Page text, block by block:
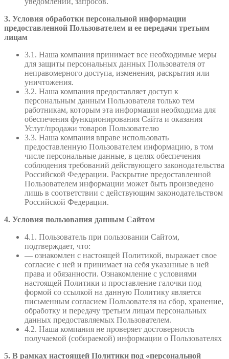
3. Условия обработки персональной информации
предоставленной Пользователем и ее передачи третьим
лицам
3.1. Наша компания принимает все необходимые меры
для защиты персональных данных Пользователя от
неправомерного доступа, изменения, раскрытия или
уничтожения.
3.2. Наша компания предоставляет доступ к
персональным данным Пользователя только тем
работникам, которым эта информация необходима для
обеспечения функционирования Сайта и оказания
Услуг/продажи товаров Пользователю
3.3. Наша компания вправе использовать
предоставленную Пользователем информацию, в том
числе персональные данные, в целях обеспечения
соблюдения требований действующего законодательства
Российской Федерации. Раскрытие предоставленной
Пользователем информации может быть произведено
лишь в соответствии с действующим законодательством
Российской Федерации.
4. Условия пользования данным Сайтом
4.1. Пользователь при пользовании Сайтом,
подтверждает, что:
— ознакомлен с настоящей Политикой, выражает свое
согласие с ней и принимает на себя указанные в ней
права и обязанности. Ознакомление с условиями
настоящей Политики и проставление галочки под
формой со ссылкой на данную Политику является
письменным согласием Пользователя на сбор, хранение,
обработку и передачу третьим лицам персональных
данных предоставляемых Пользователем.
4.2. Наша компания не проверяет достоверность
получаемой (собираемой) информации о Пользователях
5. В рамках настоящей Политики под «персональной